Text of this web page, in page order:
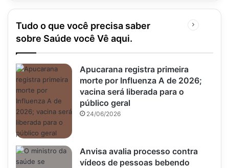
Tudo o que você precisa saber
sobre Saúde você Vê aqui.
Próxima
Apucarana registra primeira
morte por Influenza A de 2026;
vacina será liberada para o
público geral
24/06/2026
Anvisa avalia processo contra
vídeos de pessoas bebendo